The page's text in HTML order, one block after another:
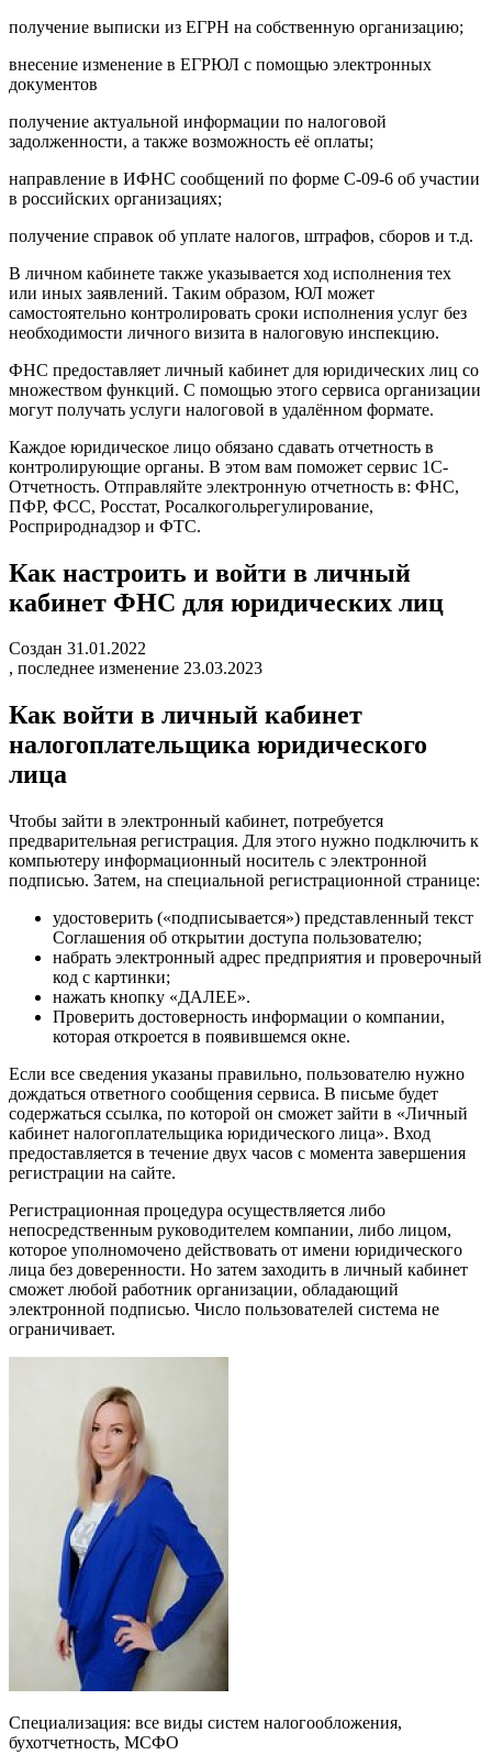
получение выписки из ЕГРН на собственную организацию;
внесение изменение в ЕГРЮЛ с помощью электронных
документов
получение актуальной информации по налоговой
задолженности, а также возможность её оплаты;
направление в ИФНС сообщений по форме С-09-6 об участии
в российских организациях;
получение справок об уплате налогов, штрафов, сборов и т.д.
В личном кабинете также указывается ход исполнения тех
или иных заявлений. Таким образом, ЮЛ может
самостоятельно контролировать сроки исполнения услуг без
необходимости личного визита в налоговую инспекцию.
ФНС предоставляет личный кабинет для юридических лиц со
множеством функций. С помощью этого сервиса организации
могут получать услуги налоговой в удалённом формате.
Каждое юридическое лицо обязано сдавать отчетность в
контролирующие органы. В этом вам поможет сервис 1С-
Отчетность. Отправляйте электронную отчетность в: ФНС,
ПФР, ФСС, Росстат, Росалкогольрегулирование,
Росприроднадзор и ФТС.
Как настроить и войти в личный
кабинет ФНС для юридических лиц
Создан 31.01.2022
, последнее изменение 23.03.2023
Как войти в личный кабинет
налогоплательщика юридического
лица
Чтобы зайти в электронный кабинет, потребуется
предварительная регистрация. Для этого нужно подключить к
компьютеру информационный носитель с электронной
подписью. Затем, на специальной регистрационной странице:
удостоверить («подписывается») представленный текст
Соглашения об открытии доступа пользователю;
набрать электронный адрес предприятия и проверочный
код с картинки;
нажать кнопку «ДАЛЕЕ».
Проверить достоверность информации о компании,
которая откроется в появившемся окне.
Если все сведения указаны правильно, пользователю нужно
дождаться ответного сообщения сервиса. В письме будет
содержаться ссылка, по которой он сможет зайти в «Личный
кабинет налогоплательщика юридического лица». Вход
предоставляется в течение двух часов с момента завершения
регистрации на сайте.
Регистрационная процедура осуществляется либо
непосредственным руководителем компании, либо лицом,
которое уполномочено действовать от имени юридического
лица без доверенности. Но затем заходить в личный кабинет
сможет любой работник организации, обладающий
электронной подписью. Число пользователей система не
ограничивает.
Специализация: все виды систем налогообложения,
бухотчетность, МСФО